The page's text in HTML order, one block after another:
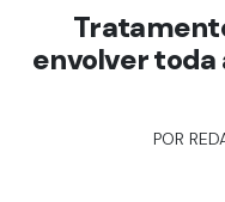
envolver toda
POR